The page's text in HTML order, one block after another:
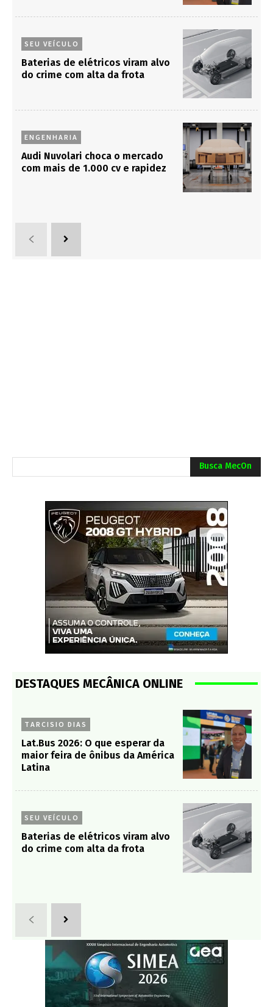
SEU VEÍCULO
Baterias de elétricos viram alvo
do crime com alta da frota
ENGENHARIA
Audi Nuvolari choca o mercado
com mais de 1.000 cv e rapidez
Busca MecOn
DESTAQUES MECÂNICA ONLINE
TARCISIO DIAS
Lat.Bus 2026: O que esperar da
maior feira de ônibus da América
Latina
SEU VEÍCULO
Baterias de elétricos viram alvo
do crime com alta da frota